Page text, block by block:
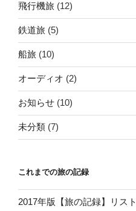
飛行機旅 (12)
鉄道旅 (5)
船旅 (10)
オーディオ (2)
お知らせ (10)
未分類 (7)
これまでの旅の記録
2017年版【旅の記録】リスト